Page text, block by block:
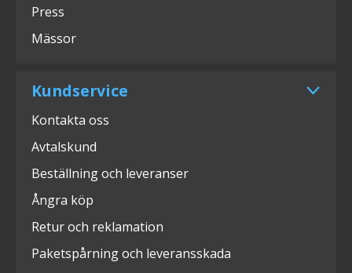
Press
Mässor
Kundservice
Kontakta oss
Avtalskund
Beställning och leveranser
Ångra köp
Retur och reklamation
Paketspårning och leveransskada